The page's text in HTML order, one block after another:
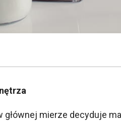
mierze decyduje